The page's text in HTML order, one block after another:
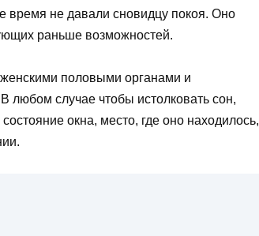
время не давали сновидцу покоя. Оно
раньше возможностей.
половыми органами и
любом случае чтобы истолковать сон,
окна, место, где оно находилось,